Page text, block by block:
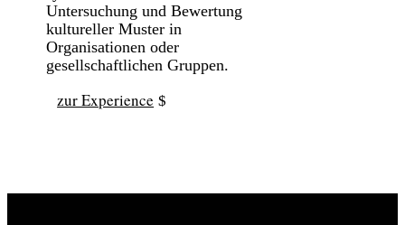
Untersuchung und Bewertung
kultureller Muster in
Organisationen oder
gesellschaftlichen Gruppen.
zur Experience